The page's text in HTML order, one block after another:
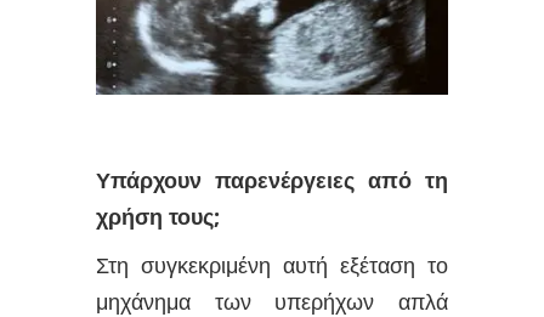
Υπάρχουν παρενέργειες από τη
χρήση τους;
Στη συγκεκριμένη αυτή εξέταση το
μηχάνημα των υπερήχων απλά